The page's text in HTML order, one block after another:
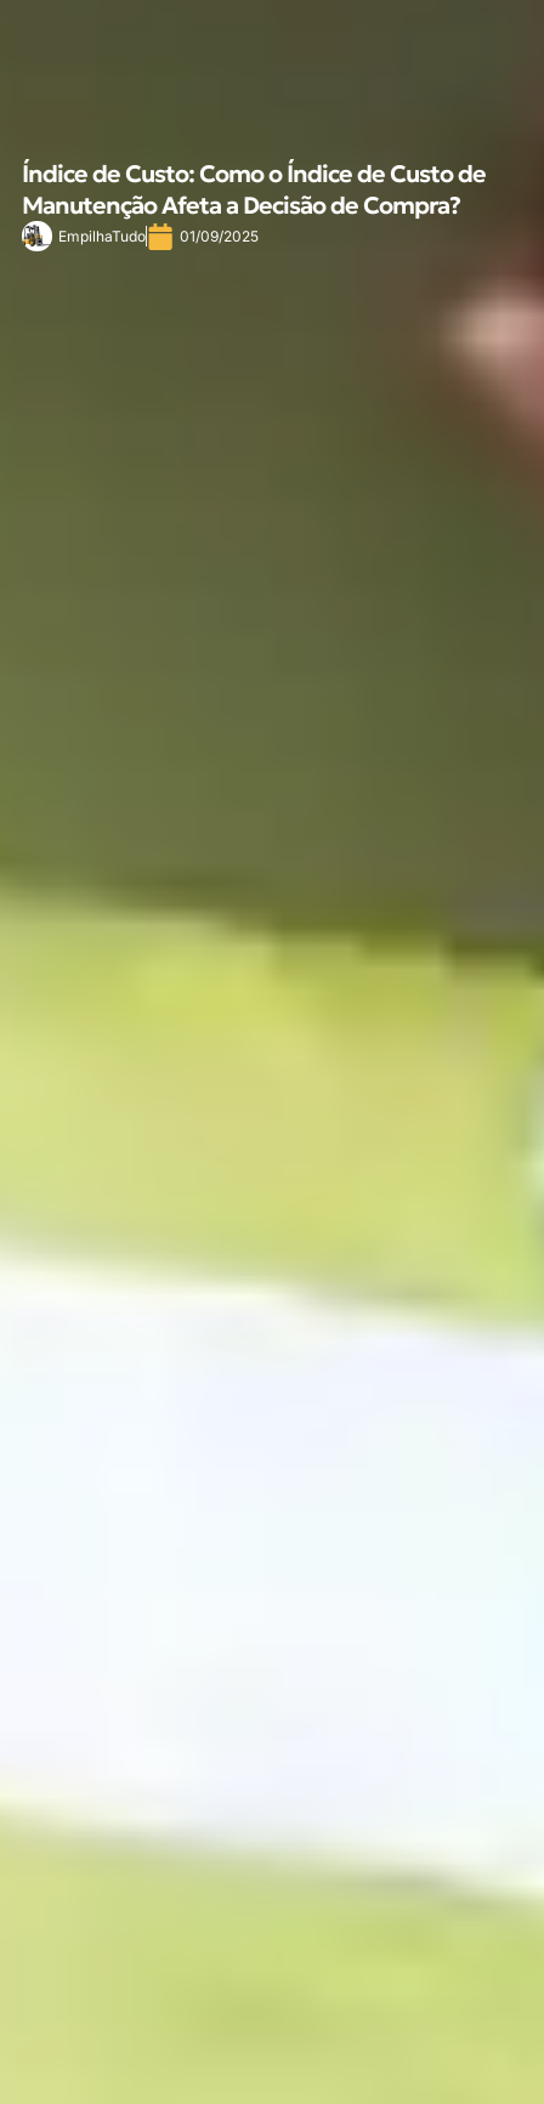
Índice de Custo: Como o Índice de Custo de
Manutenção Afeta a Decisão de Compra?
EmpilhaTudo 01/09/2025